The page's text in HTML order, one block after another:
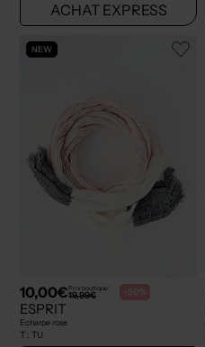
ACHAT EXPRESS
NEW
10,00€Prix boutique :
19,99€ -50%
ESPRIT
Echarpe rose
T : TU